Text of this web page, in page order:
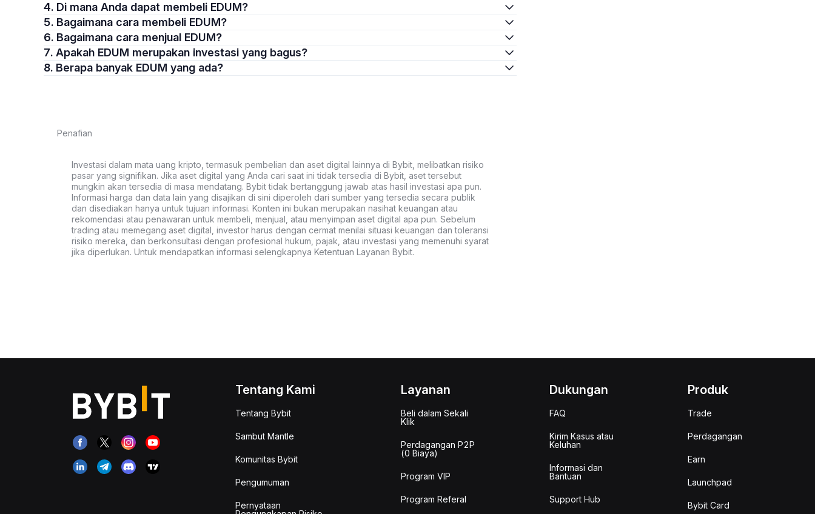
4. Di mana Anda dapat membeli EDUM?
5. Bagaimana cara membeli EDUM?
6. Bagaimana cara menjual EDUM?
7. Apakah EDUM merupakan investasi yang bagus?
8. Berapa banyak EDUM yang ada?
Penafian
Investasi dalam mata uang kripto, termasuk pembelian dan aset digital lainnya di Bybit, melibatkan risiko
pasar yang signifikan. Jika aset digital yang Anda cari saat ini tidak tersedia di Bybit, aset tersebut
mungkin akan tersedia di masa mendatang. Bybit tidak bertanggung jawab atas hasil investasi apa pun.
Informasi harga dan data lain yang disajikan di sini diperoleh dari sumber yang tersedia secara publik
dan disediakan hanya untuk tujuan informasi. Konten ini bukan merupakan nasihat keuangan atau
rekomendasi atau penawaran untuk membeli, menjual, atau menyimpan aset digital apa pun. Sebelum
trading atau memegang aset digital, investor harus dengan cermat menilai situasi keuangan dan toleransi
risiko mereka, dan berkonsultasi dengan profesional hukum, pajak, atau investasi yang memenuhi syarat
jika diperlukan. Untuk mendapatkan informasi selengkapnya Ketentuan Layanan Bybit.
Tentang Kami
Tentang Bybit
Sambut Mantle
Komunitas Bybit
Pengumuman
Pernyataan
Layanan
Beli dalam Sekali
Klik
Perdagangan P2P
(0 Biaya)
Program VIP
Program Referal
Dukungan
FAQ
Kirim Kasus atau
Keluhan
Informasi dan
Bantuan
Support Hub
Produk
Trade
Perdagangan
Earn
Launchpad
Bybit Card